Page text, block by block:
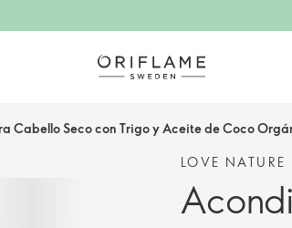
Cabello Seco con Trigo y Aceite de Coco
LOVE NATURE